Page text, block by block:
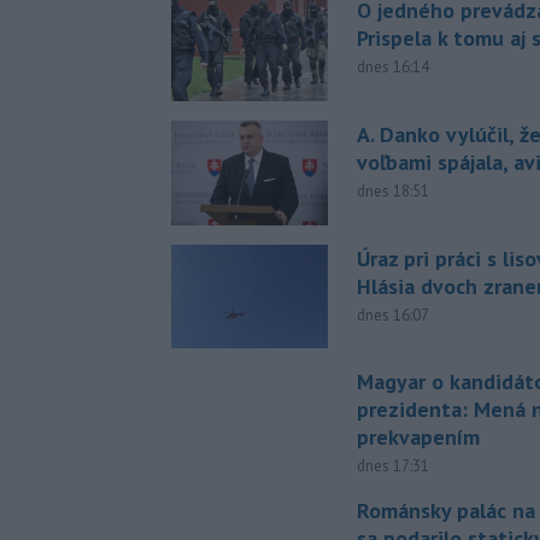
O jedného
Prispela k tomu aj
dnes 16:14
A. Danko vylúčil,
voľbami spájala,
dnes 18:51
Úraz pri práci s
Hlásia dvoch
dnes 16:07
Magyar o
prezidenta: Mená
prekvapením
dnes 17:31
Románsky palác